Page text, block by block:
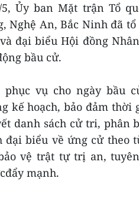
Ủy ban Mặt trận Tổ
Nghệ An, Bắc Ninh đã
đại biểu Hội đồng
bầu cử.
phục vụ cho ngày bầu
kế hoạch, bảo đảm thời
danh sách cử tri, phân
đại biểu về ứng cử theo
vệ trật tự trị an,
mạnh.